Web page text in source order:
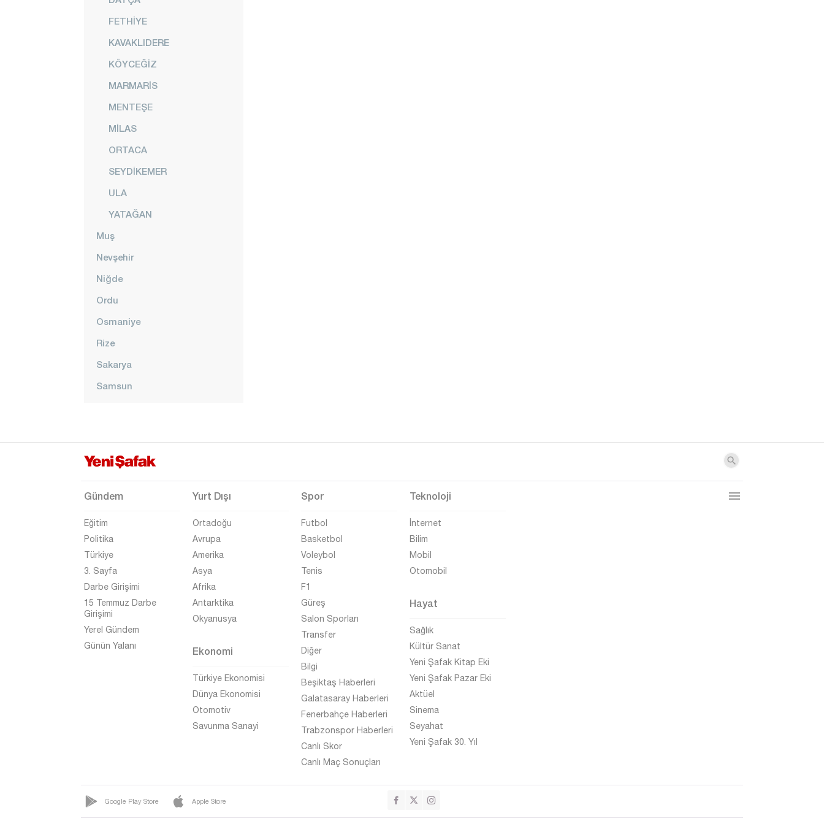
FETHİYE
KAVAKLIDERE
KÖYCEĞİZ
MARMARİS
MENTEŞE
MİLAS
ORTACA
SEYDİKEMER
ULA
YATAĞAN
Muş
Nevşehir
Niğde
Ordu
Osmaniye
Rize
Sakarya
Samsun
Şanlıurfa
Şırnak
Tokat
Trabzon
Tunceli
Uşak
Van
Yalova
Gündem
Eğitim
Politika
Türkiye
3. Sayfa
Darbe Girişimi
15 Temmuz Darbe
Girişimi
Yerel Gündem
Günün Yalanı
Yurt Dışı
Ortadoğu
Avrupa
Amerika
Asya
Afrika
Antarktika
Okyanusya
Ekonomi
Türkiye Ekonomisi
Dünya Ekonomisi
Otomotiv
Savunma Sanayi
Spor
Futbol
Basketbol
Voleybol
Tenis
F1
Güreş
Salon Sporları
Transfer
Diğer
Bilgi
Beşiktaş Haberleri
Galatasaray Haberleri
Fenerbahçe Haberleri
Trabzonspor Haberleri
Canlı Skor
Canlı Maç Sonuçları
Teknoloji
İnternet
Bilim
Mobil
Otomobil
Hayat
Sağlık
Kültür Sanat
Yeni Şafak Kitap Eki
Yeni Şafak Pazar Eki
Aktüel
Sinema
Seyahat
Yeni Şafak 30. Yıl
Google Play Store Apple Store